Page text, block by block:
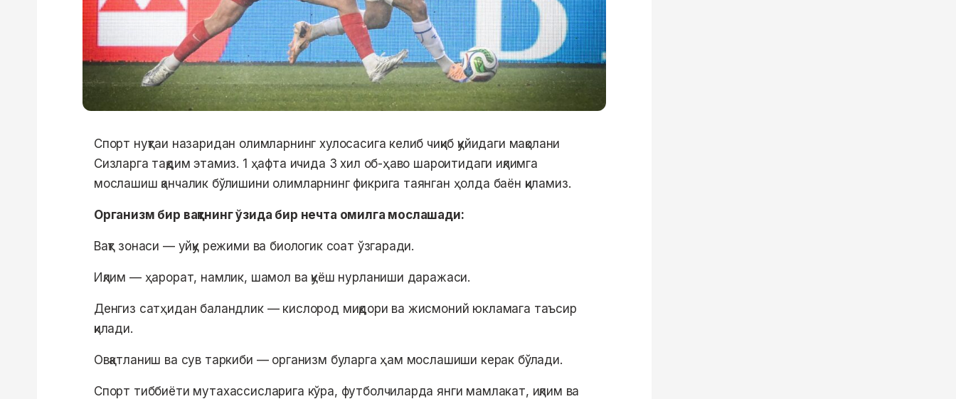
Спорт нуқтаи назаридан олимларнинг хулосасига келиб чиқиб қуйидаги мақолани
Сизларга тақдим этамиз. 1 ҳафта ичида 3 хил об-ҳаво шароитидаги иқлимга
мослашиш қанчалик бўлишини олимларнинг фикрига таянган ҳолда баён қиламиз.
Организм бир вақтнинг ўзида бир нечта омилга мослашади:
Вақт зонаси — уйқу режими ва биологик соат ўзгаради.
Иқлим — ҳарорат, намлик, шамол ва қуёш нурланиши даражаси.
Денгиз сатҳидан баландлик — кислород миқдори ва жисмоний юкламага таъсир
қилади.
Овқатланиш ва сув таркиби — организм буларга ҳам мослашиши керак бўлади.
Спорт тиббиёти мутахассисларига кўра, футболчиларда янги мамлакат, иқлим ва